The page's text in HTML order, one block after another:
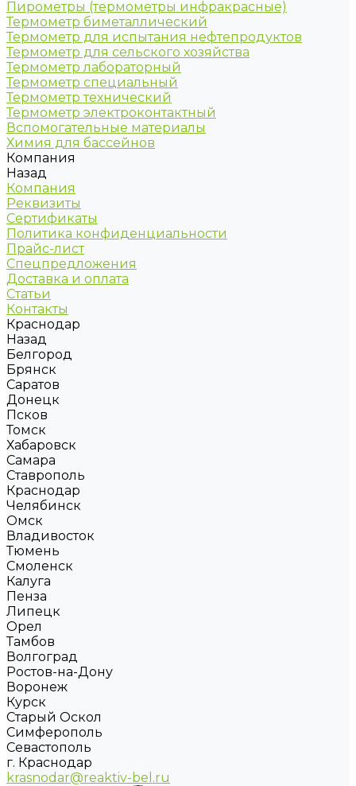
Пирометры (термометры инфракрасные)
Термометр биметаллический
Термометр для испытания нефтепродуктов
Термометр для сельского хозяйства
Термометр лабораторный
Термометр специальный
Термометр технический
Термометр электроконтактный
Вспомогательные материалы
Химия для бассейнов
Компания
Назад
Компания
Реквизиты
Сертификаты
Политика конфиденциальности
Прайс-лист
Спецпредложения
Доставка и оплата
Статьи
Контакты
Краснодар
Назад
Белгород
Брянск
Саратов
Донецк
Псков
Томск
Хабаровск
Самара
Ставрополь
Краснодар
Челябинск
Омск
Владивосток
Тюмень
Смоленск
Калуга
Пенза
Липецк
Орел
Тамбов
Волгоград
Ростов-на-Дону
Воронеж
Курск
Старый Оскол
Симферополь
Севастополь
г. Краснодар
krasnodar@reaktiv-bel.ru